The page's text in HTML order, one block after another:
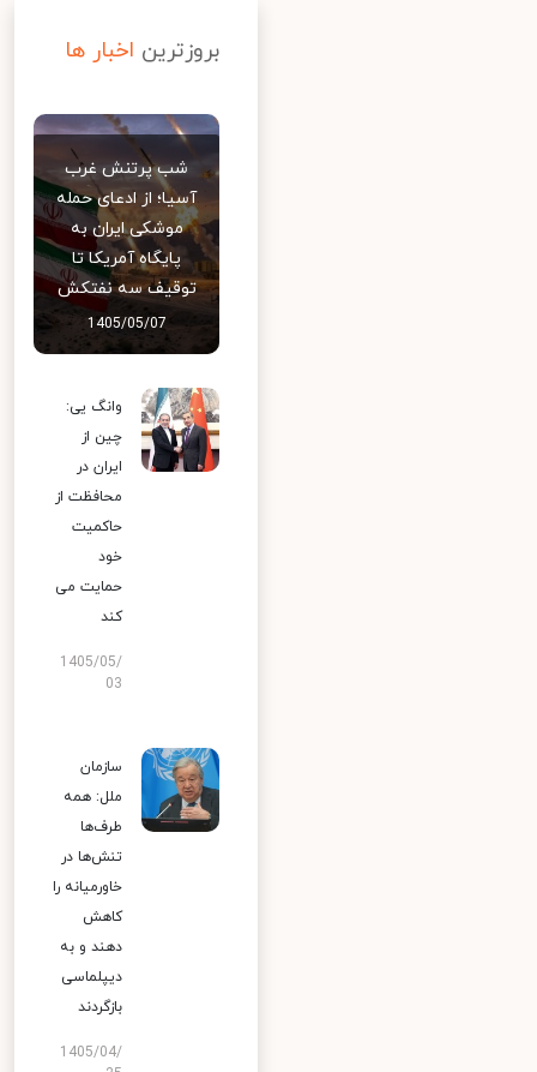
بروزترین اخبار ها
شب پرتنش غرب
آسیا؛ از ادعای حمله
موشکی ایران به
پایگاه آمریکا تا
توقیف سه نفتکش
1405/05/07
وانگ یی:
چین از
ایران در
محافظت از
حاکمیت
خود
حمایت می
کند
1405/05/
03
سازمان
ملل: همه
طرف‌ها
تنش‌ها در
خاورمیانه را
کاهش
دهند و به
دیپلماسی
بازگردند
1405/04/